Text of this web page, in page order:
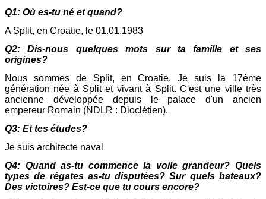
Q1: Où es-tu né et quand?
A Split, en Croatie, le 01.01.1983
Q2: Dis-nous quelques mots sur ta famille et ses
origines?
Nous sommes de Split, en Croatie. Je suis la 17ème
génération née à Split et vivant à Split. C'est une ville très
ancienne développée depuis le palace d'un ancien
empereur Romain (NDLR : Dioclétien).
Q3: Et tes études?
Je suis architecte naval
Q4: Quand as-tu commence la voile grandeur? Quels
types de régates as-tu disputées? Sur quels bateaux?
Des victoires? Est-ce que tu cours encore?